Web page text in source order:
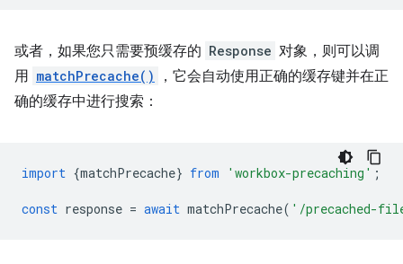
或者，如果您只需要预缓存的 Response 对象，则可以调
用 matchPrecache()
，它会自动使用正确的缓存键并在正
确的缓存中进行搜索：
import {matchPrecache} from 'workbox-precaching' ;
const response = await matchPrecache( '/precached-